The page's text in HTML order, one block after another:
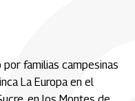
familias campesinas
La Europa en el